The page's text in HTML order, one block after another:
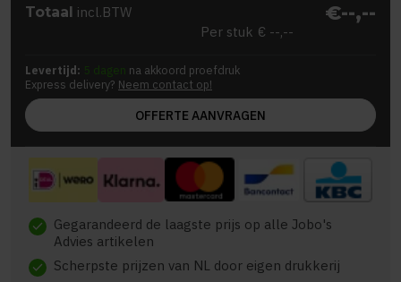
Totaal incl.BTW €--,--
Per stuk € --,--
Levertijd: 5 dagen na akkoord proefdruk
Express delivery? Neem contact op!
OFFERTE AANVRAGEN
check Gegarandeerd de laagste prijs op alle Jobo's
Advies artikelen
check Scherpste prijzen van NL door eigen drukkerij